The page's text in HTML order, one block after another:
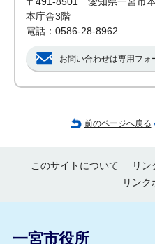
本庁舎3階
電話：0586-28-8962
お問い合わせは専用フォ
前のページへ戻る
このサイトについて リン
リンク
一宮市役所